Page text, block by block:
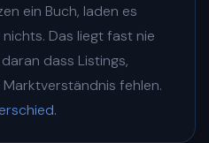
ein Buch, laden es
Das liegt fast nie
dass Listings,
fehlen.